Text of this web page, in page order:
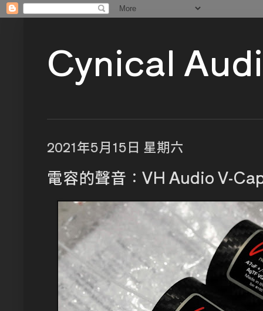
Cynical
2021年5月15日 星期六
電容的聲音：VH Audio V-